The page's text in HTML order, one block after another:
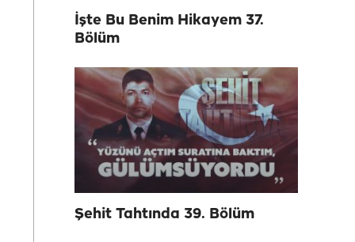
İşte Bu Benim Hikayem 37.
Bölüm
Şehit Tahtında 39. Bölüm